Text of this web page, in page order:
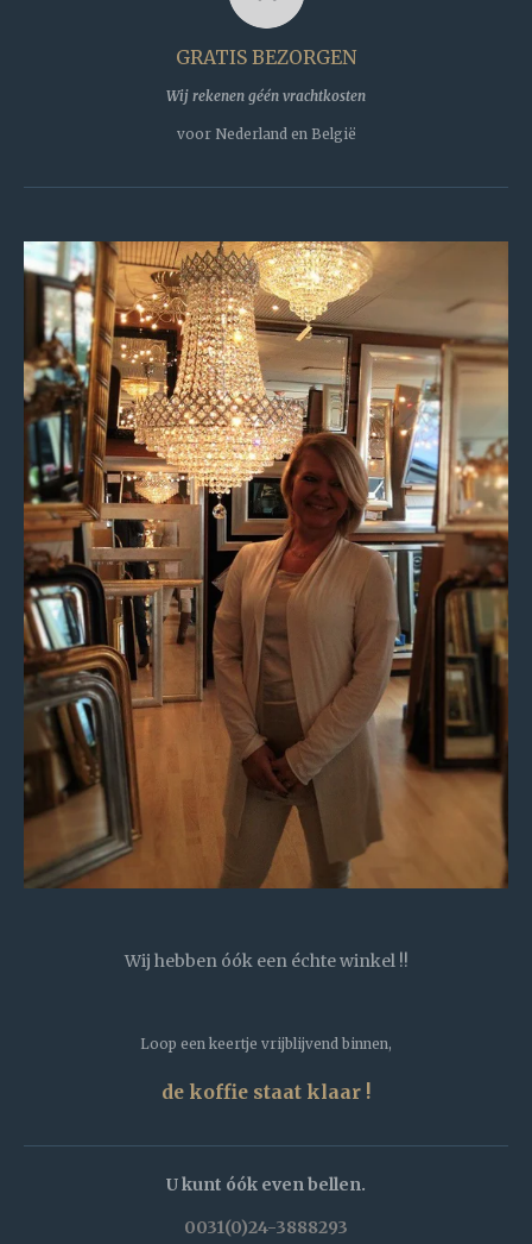
GRATIS BEZORGEN
Wij rekenen géén vrachtkosten
voor Nederland en België
Wij hebben óók een échte winkel !!
Loop een keertje vrijblijvend binnen,
de koffie staat klaar !
U kunt óók even bellen.
0031(0)24-3888293